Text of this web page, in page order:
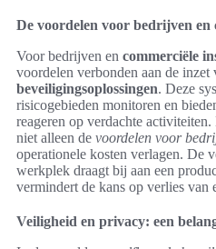
De voordelen voor bedrijven en
Voor bedrijven en commerciële
voordelen verbonden aan de inzet
beveiligingsoplossingen. Deze
risicogebieden monitoren en
reageren op verdachte
niet alleen de voordelen voor
operationele kosten verlagen. De
werkplek draagt bij aan een
vermindert de kans op verlies van
Veiligheid en privacy: een